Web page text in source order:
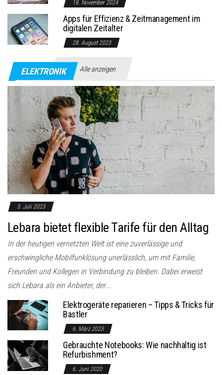
18. November 2024
Apps für Effizienz & Zeitmanagement im
digitalen Zeitalter
28. August 2023
ELEKTRONIK Alle anzeigen
3. Juli 2023
Lebara bietet flexible Tarife für den Alltag
In der heutigen vernetzten Welt ist eine zuverlässige und
erschwingliche Mobilfunklösung unerlässlich, um mit Familie,
Freunden und Kollegen in Verbindung zu bleiben. Dabei erweist
sich Lebara als ein Anbieter, der...
Elektrogeräte reparieren – Tipps & Tricks für
Bastler
6. März 2023
Gebrauchte Notebooks: Wie nachhaltig ist
Refurbishment?
6. Juni 2020